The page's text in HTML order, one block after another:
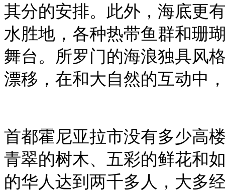
其分的安排。此外，海底更
水胜地，各种热带鱼群和珊
舞台。所罗门的海浪独具风
漂移，在和大自然的互动中
首都霍尼亚拉市没有多少高
青翠的树木、五彩的鲜花和
的华人达到两千多人，大多